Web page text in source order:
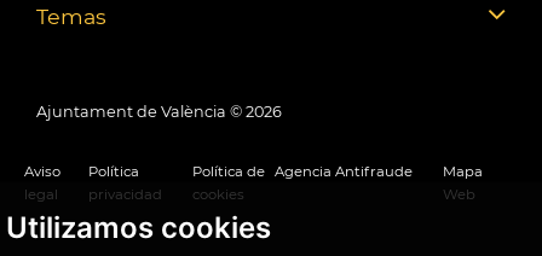
Utilizamos cookies
Temas
Ajuntament de València © 2026
Aviso
legal
Política
privacidad
Política de
cookies
Agencia Antifraude
Mapa
Web